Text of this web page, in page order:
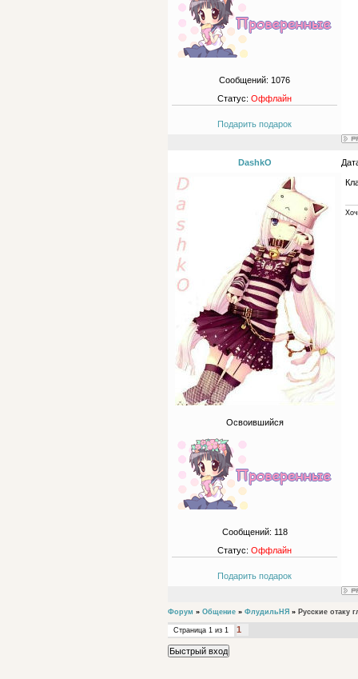
Сообщений: 1076
Статус: Оффлайн
Подарить подарок
DashkO
Освоившийся
Сообщений: 118
Статус: Оффлайн
Подарить подарок
Форум » Общение » ФлудильНЯ » Русские отаку
Страница 1 из 1 1